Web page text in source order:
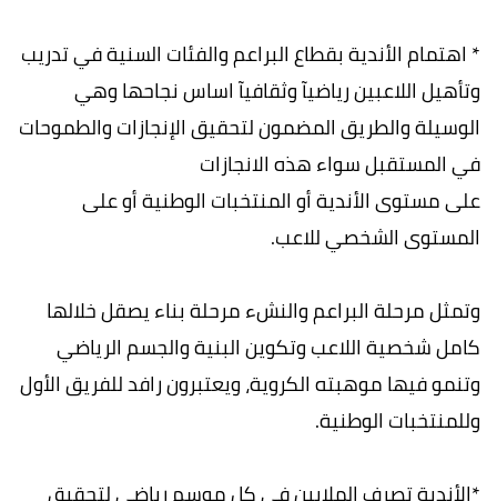
* اهتمام الأندية بقطاع البراعم والفئات السنية في تدريب
وتأهيل اللاعبين رياضيآ وثقافيآ اساس نجاحها وهي
الوسيلة والطريق المضمون لتحقيق الإنجازات والطموحات
في المستقبل سواء هذه الانجازات
على مستوى الأندية أو المنتخبات الوطنية أو على
المستوى الشخصي للاعب.
وتمثل مرحلة البراعم والنشء مرحلة بناء يصقل خلالها
كامل شخصية اللاعب وتكوين البنية والجسم الرياضي
وتنمو فيها موهبته الكروية، ويعتبرون رافد للفريق الأول
وللمنتخبات الوطنية.